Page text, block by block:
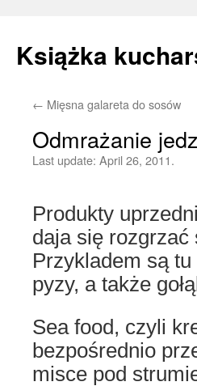
Książka
Skip
← Mięsna galareta do sosów
Odmrażanie
Last update: April 26, 2011.
Produkty
daja się rozgrzać
Przykladem są
pyzy, a także
Sea food, czyli
bezpośrednio
misce pod